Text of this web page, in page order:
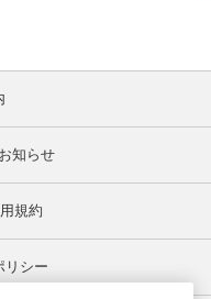
知らせ
規約
リシー